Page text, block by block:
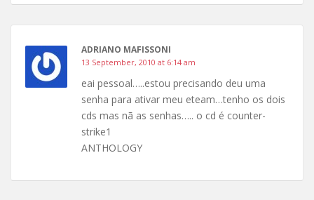
ADRIANO MAFISSONI
13 September, 2010 at 6:14 am
eai pessoal…..estou precisando deu uma
senha para ativar meu eteam…tenho os dois
cds mas nã as senhas….. o cd é counter-
strike1
ANTHOLOGY